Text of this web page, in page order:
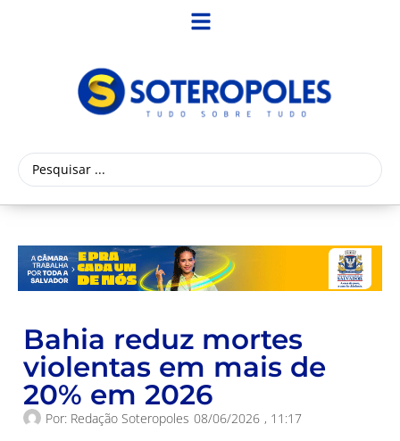
Bahia reduz mortes
violentas em mais de
20% em 2026
Por: Redação Soteropoles 08/06/2026 , 11:17